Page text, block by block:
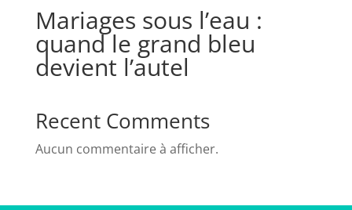
Mariages sous l’eau :
quand le grand bleu
devient l’autel
Recent Comments
Aucun commentaire à afficher.